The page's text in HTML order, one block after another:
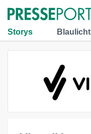
Storys Blaulicht